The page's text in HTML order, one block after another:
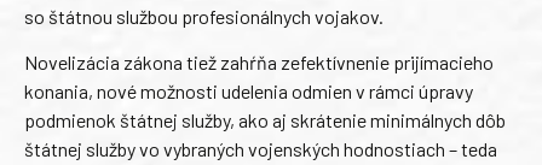
so štátnou službou profesionálnych vojakov.
Novelizácia zákona tiež zahŕňa zefektívnenie prijímacieho
konania, nové možnosti udelenia odmien v rámci úpravy
podmienok štátnej služby, ako aj skrátenie minimálnych dôb
štátnej služby vo vybraných vojenských hodnostiach – teda